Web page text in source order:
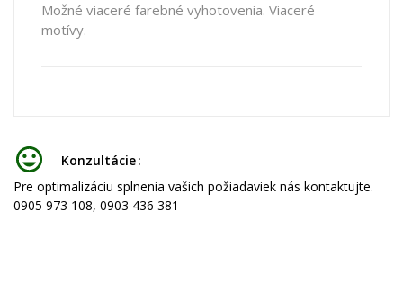
Možné viaceré farebné vyhotovenia. Viaceré
motívy.
Konzultácie
Pre optimalizáciu splnenia vašich požiadaviek nás kontaktujte.
0905 973 108, 0903 436 381